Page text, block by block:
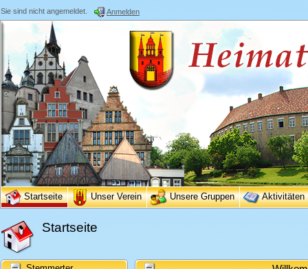
Sie sind nicht angemeldet. Anmelden
Startseite Unser Verein Unsere Gruppen Aktivitäten
Startseite